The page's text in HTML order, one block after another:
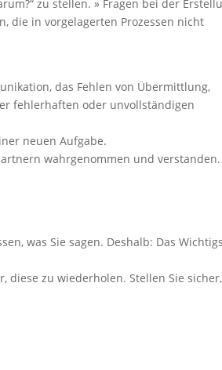
zu stellen. » Fragen bei der
die in vorgelagerten Prozessen nicht
das Fehlen von Übermittlung,
fehlerhaften oder unvollständigen
neuen Aufgabe.
wahrgenommen und verstanden.
was Sie sagen. Deshalb: Das
diese zu wiederholen. Stellen Sie sicher,